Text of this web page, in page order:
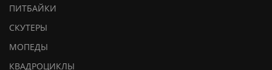
ПИТБАЙКИ
СКУТЕРЫ
МОПЕДЫ
КВАДРОЦИКЛЫ